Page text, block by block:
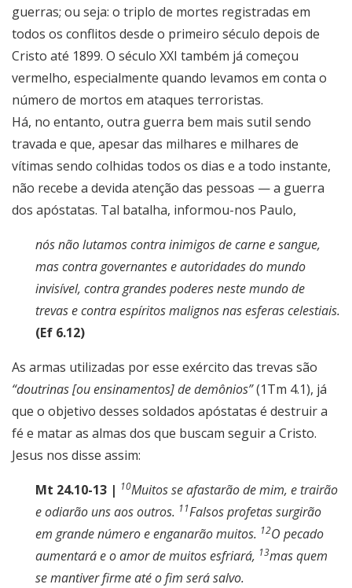
guerras; ou seja: o triplo de mortes registradas em
todos os conflitos desde o primeiro século depois de
Cristo até 1899. O século XXI também já começou
vermelho, especialmente quando levamos em conta o
número de mortos em ataques terroristas.
Há, no entanto, outra guerra bem mais sutil sendo
travada e que, apesar das milhares e milhares de
vítimas sendo colhidas todos os dias e a todo instante,
não recebe a devida atenção das pessoas — a guerra
dos apóstatas. Tal batalha, informou-nos Paulo,
nós não lutamos contra inimigos de carne e sangue,
mas contra governantes e autoridades do mundo
invisível, contra grandes poderes neste mundo de
trevas e contra espíritos malignos nas esferas celestiais.
(Ef 6.12)
As armas utilizadas por esse exército das trevas são
“doutrinas [ou ensinamentos] de demônios”(1Tm 4.1), já
que o objetivo desses soldados apóstatas é destruir a
fé e matar as almas dos que buscam seguir a Cristo.
Jesus nos disse assim:
Mt 24.10-13 | 10Muitos se afastarão de mim, e trairão
e odiarão uns aos outros. 11Falsos profetas surgirão
em grande número e enganarão muitos. 12O pecado
aumentará e o amor de muitos esfriará, 13mas quem
se mantiver firme até o fim será salvo.